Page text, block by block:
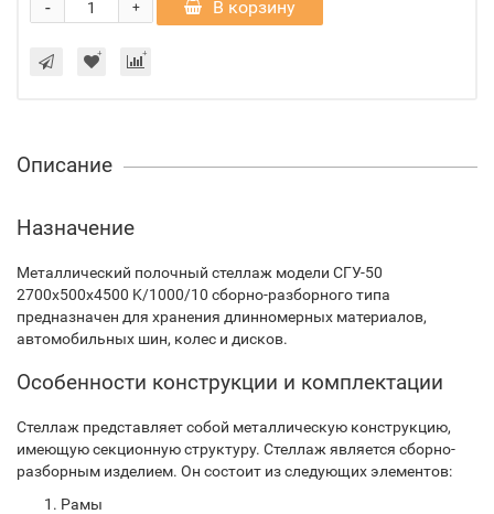
+
- В корзину
Описание
Назначение
Металлический полочный стеллаж модели СГУ-50
2700х500х4500 K/1000/10 сборно-разборного типа
предназначен для хранения длинномерных материалов,
автомобильных шин, колес и дисков.
Особенности конструкции и комплектации
Стеллаж представляет собой металлическую конструкцию,
имеющую секционную структуру. Стеллаж является сборно-
разборным изделием. Он состоит из следующих элементов:
Рамы